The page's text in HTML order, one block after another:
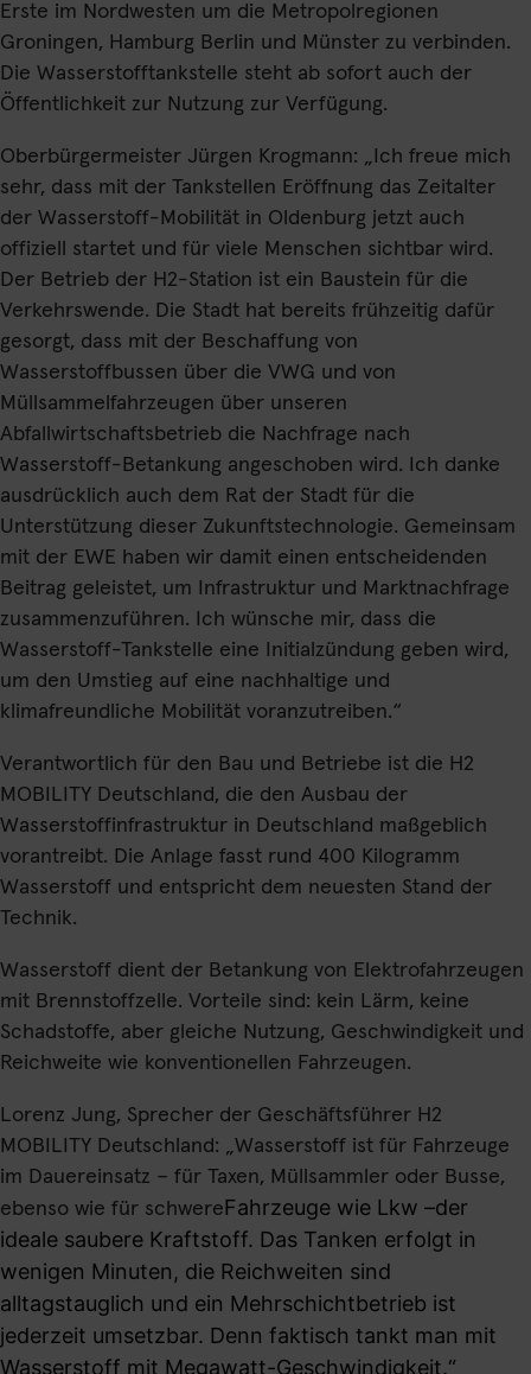
Erste im Nordwesten um die Metropolregionen
Groningen, Hamburg Berlin und Münster zu verbinden.
Die Wasserstofftankstelle steht ab sofort auch der
Öffentlichkeit zur Nutzung zur Verfügung.
Oberbürgermeister Jürgen Krogmann: „Ich freue mich
sehr, dass mit der Tankstellen Eröffnung das Zeitalter
der Wasserstoff-Mobilität in Oldenburg jetzt auch
offiziell startet und für viele Menschen sichtbar wird.
Der Betrieb der H2-Station ist ein Baustein für die
Verkehrswende. Die Stadt hat bereits frühzeitig dafür
gesorgt, dass mit der Beschaffung von
Wasserstoffbussen über die VWG und von
Müllsammelfahrzeugen über unseren
Abfallwirtschaftsbetrieb die Nachfrage nach
Wasserstoff-Betankung angeschoben wird. Ich danke
ausdrücklich auch dem Rat der Stadt für die
Unterstützung dieser Zukunftstechnologie. Gemeinsam
mit der EWE haben wir damit einen entscheidenden
Beitrag geleistet, um Infrastruktur und Marktnachfrage
zusammenzuführen. Ich wünsche mir, dass die
Wasserstoff-Tankstelle eine Initialzündung geben wird,
um den Umstieg auf eine nachhaltige und
klimafreundliche Mobilität voranzutreiben.“
Verantwortlich für den Bau und Betriebe ist die H2
MOBILITY Deutschland, die den Ausbau der
Wasserstoffinfrastruktur in Deutschland maßgeblich
vorantreibt. Die Anlage fasst rund 400 Kilogramm
Wasserstoff und entspricht dem neuesten Stand der
Technik.
Wasserstoff dient der Betankung von Elektrofahrzeugen
mit Brennstoffzelle. Vorteile sind: kein Lärm, keine
Schadstoffe, aber gleiche Nutzung, Geschwindigkeit und
Reichweite wie konventionellen Fahrzeugen.
Lorenz Jung, Sprecher der Geschäftsführer H2
MOBILITY Deutschland: „Wasserstoff ist für Fahrzeuge
im Dauereinsatz – für Taxen, Müllsammler oder Busse,
ebenso wie für schwereFahrzeuge wie Lkw –der
ideale saubere Kraftstoff. Das Tanken erfolgt in
wenigen Minuten, die Reichweiten sind
alltagstauglich und ein Mehrschichtbetrieb ist
jederzeit umsetzbar. Denn faktisch tankt man mit
Wasserstoff mit Megawatt-Geschwindigkeit.“